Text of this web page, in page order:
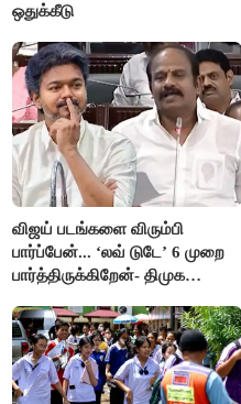
ஒதுக்கீடு
விஜய் படங்களை விரும்பி
பார்ப்பேன்... ‘லவ் டுடே’ 6 முறை
பார்த்திருக்கிறேன்- திமுக